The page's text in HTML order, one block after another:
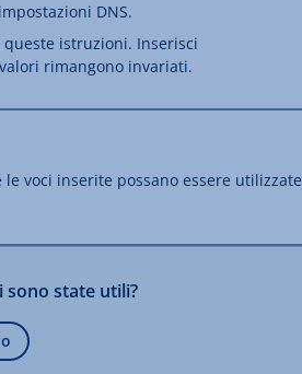
DNS.
queste istruzioni. Inserisci
rimangono invariati.
le voci inserite possano essere utilizzate
state utili?